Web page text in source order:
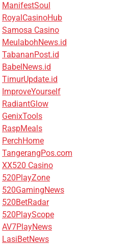
ManifestSoul
RoyalCasinoHub
Samosa Casino
MeulabohNews.id
TabananPost.id
BabelNews.id
TimurUpdate.id
ImproveYourself
RadiantGlow
GenixTools
RaspMeals
PerchHome
TangerangPos.com
XX520 Casino
520PlayZone
520GamingNews
520BetRadar
520PlayScope
AV7PlayNews
LasiBetNews